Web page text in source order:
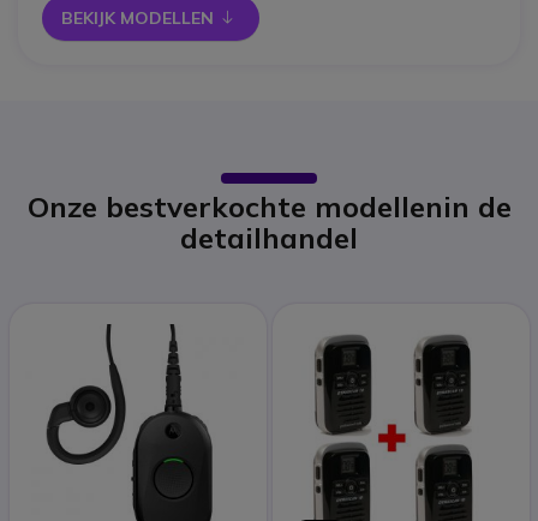
BEKIJK MODELLEN icon
Onze bestverkochte modellenin de
detailhandel